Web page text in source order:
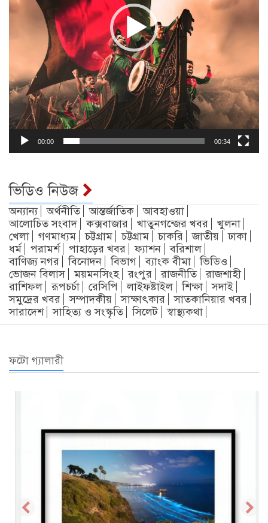
00:00 00:34
ভিডিও নিউজ
অন্যান্য অর্থনীতি আন্তর্জাতিক
আবহাওয়া
আলোচিত সংবাদ
কক্সবাজার খাতুনগন্জের খবর
খুলনা
খেলা
গণমাধ্যম চট্টগ্রাম চট্টগ্রাম চাকরি জাতীয়
ঢাকা
ধর্ম
পরামর্শ পাহাড়ের খবর ফ্যাশন
বরিশাল
বাণিজ্য নগর
বিনোদন বিভাগ ব্যাংক বীমা
ভিডিও
ভোজন বিলাস
ময়মনসিংহ রংপুর রাজনীতি
রাজশাহী
রাশিফল
রূপচর্চা রেসিপি লাইফষ্টাইল শিক্ষা
সদাই
সমুদ্রের খবর
সম্পাদকীয় সাক্ষাৎকার
সাতকানিয়ার খবর
সারাদেশ
সাহিত্য ও সংস্কৃতি সিলেট স্বাস্থ্যকথা
ফটো গ্যালারী